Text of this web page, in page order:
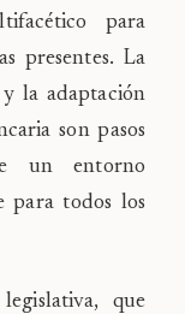
para
presentes. La
y la adaptación
son pasos
un entorno
para todos los
que